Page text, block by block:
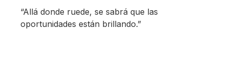
“Allá donde ruede, se sabrá que las
oportunidades están brillando.”